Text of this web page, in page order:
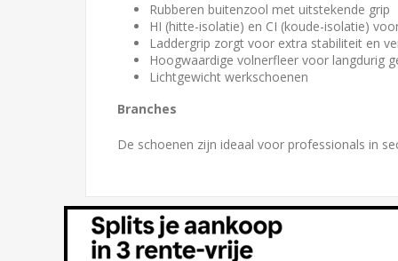
Rubberen buitenzool met uitstekende grip
HI (hitte-isolatie) en CI (koude-isolatie)
Laddergrip zorgt voor extra stabiliteit en
Hoogwaardige volnerfleer voor langdurig
Lichtgewicht werkschoenen
Branches
De schoenen zijn ideaal voor professionals in